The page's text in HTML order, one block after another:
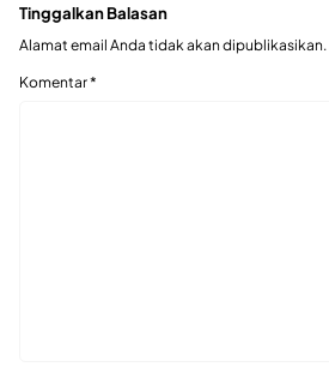
Tinggalkan Balasan
Alamat email Anda tidak akan dipublikasikan.
Komentar*